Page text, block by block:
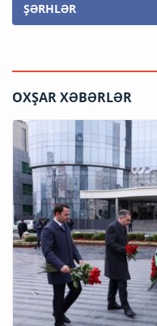
ŞƏRHLƏR
OXŞAR XƏBƏRLƏR